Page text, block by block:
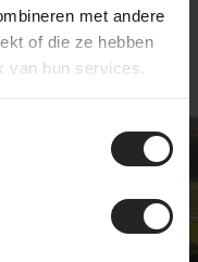
met andere
of die ze hebben
van hun services.